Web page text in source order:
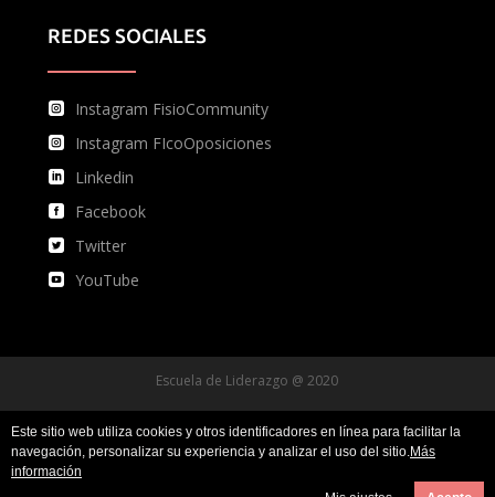
Este sitio web utiliza cookies y otros identificadores en línea para facilitar la
navegación, personalizar su experiencia y analizar el uso del sitio. Más
información
REDES SOCIALES
Instagram FisioCommunity
Instagram FIcoOposiciones
Linkedin
Facebook
Twitter
YouTube
Escuela de Liderazgo @ 2020
Condiciones de uso